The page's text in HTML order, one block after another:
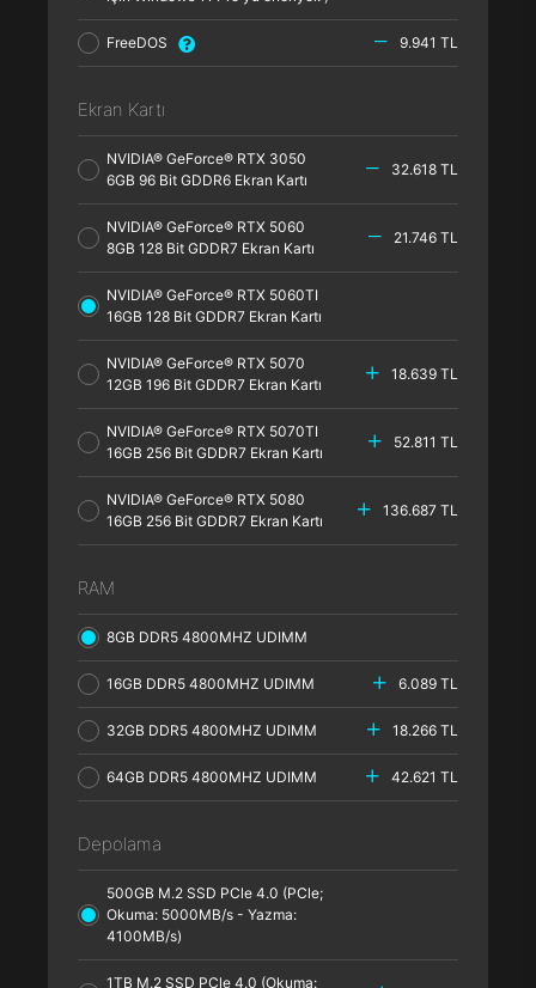
FreeDOS 9.941 TL
Ekran Kartı
NVIDIA® GeForce® RTX 3050
6GB 96 Bit GDDR6 Ekran Kartı
32.618 TL
NVIDIA® GeForce® RTX 5060
8GB 128 Bit GDDR7 Ekran Kartı
21.746 TL
NVIDIA® GeForce® RTX 5060TI
16GB 128 Bit GDDR7 Ekran Kartı
NVIDIA® GeForce® RTX 5070
12GB 196 Bit GDDR7 Ekran Kartı
18.639 TL
NVIDIA® GeForce® RTX 5070TI
16GB 256 Bit GDDR7 Ekran Kartı
52.811 TL
NVIDIA® GeForce® RTX 5080
16GB 256 Bit GDDR7 Ekran Kartı
136.687 TL
RAM
8GB DDR5 4800MHZ UDIMM
16GB DDR5 4800MHZ UDIMM 6.089 TL
32GB DDR5 4800MHZ UDIMM 18.266 TL
64GB DDR5 4800MHZ UDIMM 42.621 TL
Depolama
500GB M.2 SSD PCle 4.0 (PCle;
Okuma: 5000MB/s - Yazma:
4100MB/s)
1TB M.2 SSD PCle 4.0 (Okuma: